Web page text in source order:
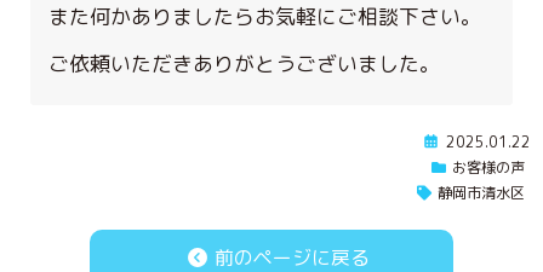
また何かありましたらお気軽にご相談下さい。
ご依頼いただきありがとうございました。
2025.01.22
お客様の声
静岡市清水区
前のページに戻る